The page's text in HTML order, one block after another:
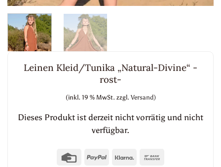
Leinen Kleid/Tunika „Natural-Divine“ -
rost-
(inkl. 19 % MwSt. zzgl. Versand)
Dieses Produkt ist derzeit nicht vorrätig und nicht
verfügbar.
Credit PayPal Klarna